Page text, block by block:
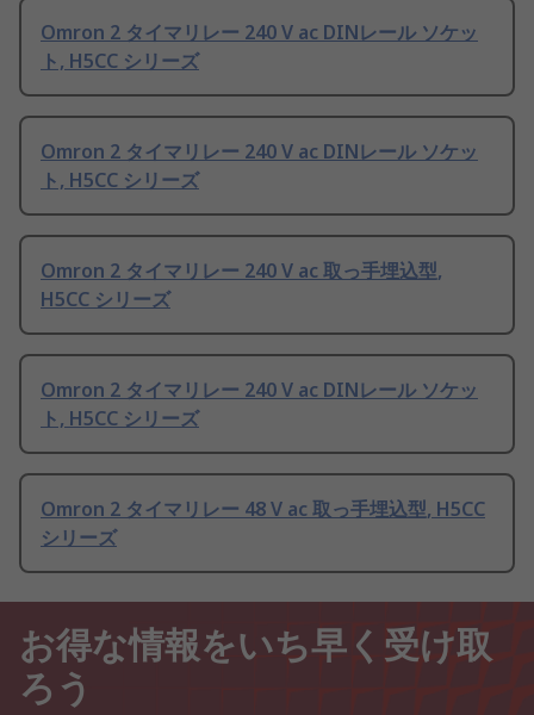
Omron 2 タイマリレー 240 V ac DINレール ソケッ
ト, H5CC シリーズ
Omron 2 タイマリレー 240 V ac DINレール ソケッ
ト, H5CC シリーズ
Omron 2 タイマリレー 240 V ac 取っ手埋込型,
H5CC シリーズ
Omron 2 タイマリレー 240 V ac DINレール ソケッ
ト, H5CC シリーズ
Omron 2 タイマリレー 48 V ac 取っ手埋込型, H5CC
シリーズ
お得な情報をいち早く受け取
ろう